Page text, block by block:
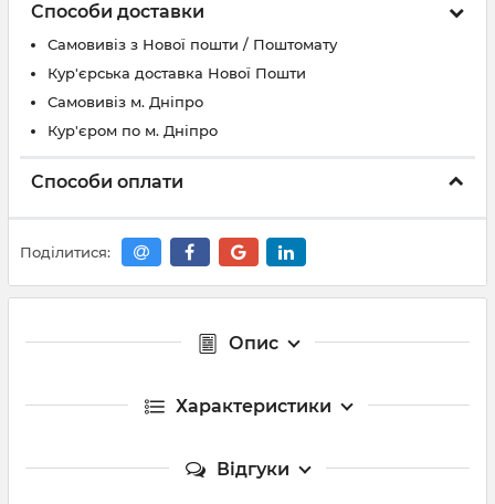
Способи доставки
Самовивіз з Нової пошти / Поштомату
Кур'єрська доставка Нової Пошти
Самовивіз м. Дніпро
Кур'єром по м. Дніпро
Способи оплати
Поділитися:
Опис
Характеристики
Відгуки